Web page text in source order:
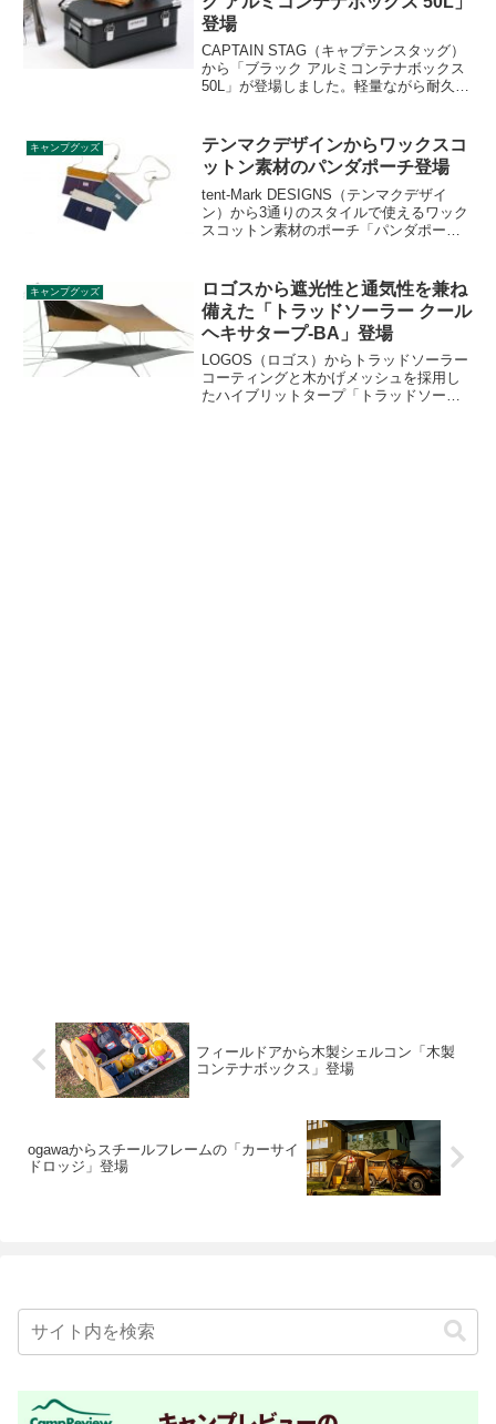
登場
CAPTAIN STAG（キャプテンスタッグ）
から「ブラック アルミコンテナボックス
50L」が登場しました。軽量ながら耐久性
ではもちろん、家庭内の収納ケースとし
て様々なものを整理整頓するのに便利な
アイテムです。詳細をレビューします。
キャンプグッズ
テンマクデザインからワックスコ
ットン素材のパンダポーチ登場
tent-Mark DESIGNS（テンマクデザイ
ン）から3通りのスタイルで使えるワック
スコットン素材のポーチ「パンダポー
ゆうかさんです。詳細をレビューしま
す。
キャンプグッズ
ロゴスから遮光性と通気性を兼ね
備えた「トラッドソーラー クール
ヘキサタープ-BA」登場
LOGOS（ロゴス）からトラッドソーラー
コーティングと木かげメッシュを採用し
たハイブリットタープ「トラッドソーラ
フィールドアから木製シェルコン「木製
コンテナボックス」登場
ogawaからスチールフレームの「カーサイ
ドロッジ」登場